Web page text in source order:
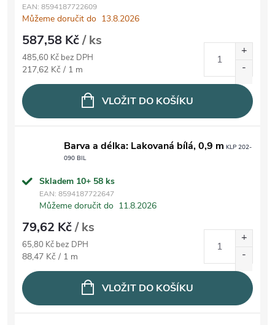
EAN: 8594187722609
Můžeme doručit do 13.8.2026
587,58 Kč/ ks
485,60 Kč bez DPH
Měrná cena:
217,62 Kč / 1 m
VLOŽIT DO KOŠÍKU
Barva a délka: Lakovaná bílá, 0,9 m KLP 202-
090 BIL
Skladem 10+ 58 ks
EAN: 8594187722647
Můžeme doručit do 11.8.2026
79,62 Kč/ ks
65,80 Kč bez DPH
Měrná cena:
88,47 Kč / 1 m
VLOŽIT DO KOŠÍKU